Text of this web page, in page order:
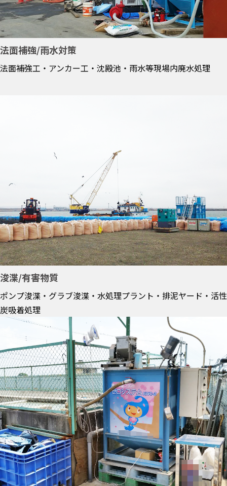
法面補強/雨水対策
法面補強工・アンカー工・沈殿池・雨水等現場内廃水処理
浚渫/有害物質
ポンプ浚渫・グラブ浚渫・水処理プラント・排泥ヤード・活性
炭吸着処理